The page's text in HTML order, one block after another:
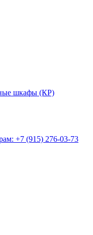
шкафы (КР)
+7 (915) 276-03-73